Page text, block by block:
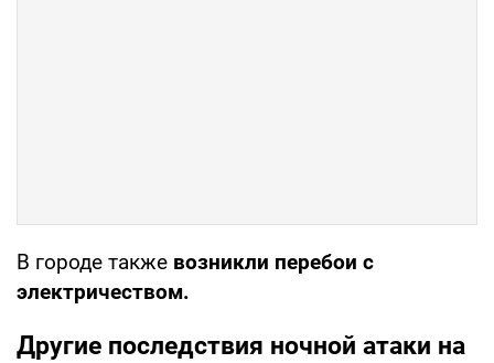
В городе также возникли перебои с
электричеством.
Другие последствия ночной атаки на